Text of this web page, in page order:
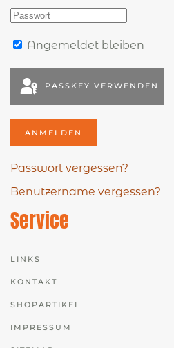
Angemeldet bleiben
PASSKEY VERWENDEN
ANMELDEN
Passwort vergessen?
Benutzername vergessen?
Service
LINKS
KONTAKT
SHOPARTIKEL
IMPRESSUM